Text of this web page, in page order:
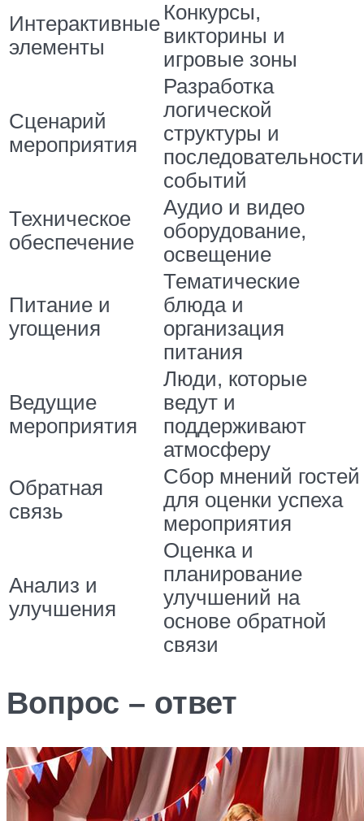
Интерактивные
элементы
Конкурсы,
викторины и
игровые зоны
Сценарий
мероприятия
Разработка
логической
структуры и
последовательности
событий
Техническое
обеспечение
Аудио и видео
оборудование,
освещение
Питание и
угощения
Тематические
блюда и
организация
питания
Ведущие
мероприятия
Люди, которые
ведут и
поддерживают
атмосферу
Обратная
связь
Сбор мнений гостей
для оценки успеха
мероприятия
Анализ и
улучшения
Оценка и
планирование
улучшений на
основе обратной
связи
Вопрос – ответ